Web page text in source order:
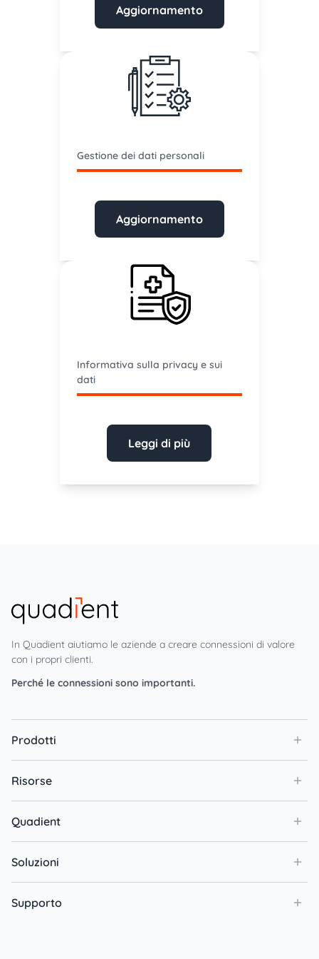
Aggiornamento
Gestione dei dati personali
Aggiornamento
Informativa sulla privacy e sui
dati
Leggi di più
In Quadient aiutiamo le aziende a creare connessioni di valore
con i propri clienti.
Perché le connessioni sono importanti.
Prodotti
Risorse
Quadient
Soluzioni
Supporto